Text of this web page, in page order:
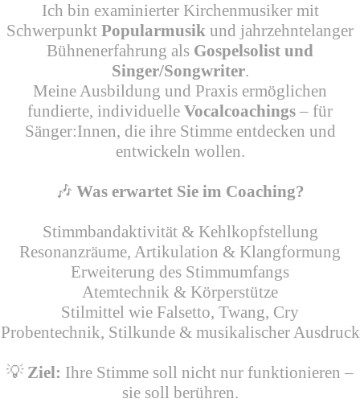
Ich bin examinierter Kirchenmusiker mit
Schwerpunkt Popularmusik und jahrzehntelanger
Bühnenerfahrung als Gospelsolist und
Singer/Songwriter.
Meine Ausbildung und Praxis ermöglichen
fundierte, individuelle Vocalcoachings – für
Sänger:Innen, die ihre Stimme entdecken und
entwickeln wollen.
🎶 Was erwartet Sie im Coaching?
Stimmbandaktivität & Kehlkopfstellung
Resonanzräume, Artikulation & Klangformung
Erweiterung des Stimmumfangs
Atemtechnik & Körperstütze
Stilmittel wie Falsetto, Twang, Cry
Probentechnik, Stilkunde & musikalischer Ausdruck
💡 Ziel: Ihre Stimme soll nicht nur funktionieren –
sie soll berühren.